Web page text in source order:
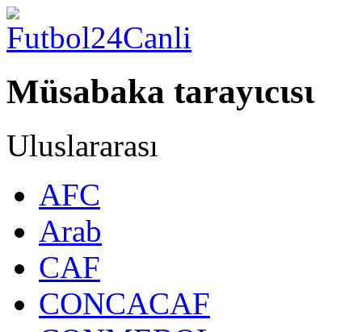
Müsabaka tarayιcιsι
Uluslararası
AFC
Arab
CAF
CONCACAF